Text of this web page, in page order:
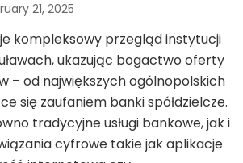
21, 2025
kompleksowy przegląd instytucji
ukazując bogactwo oferty
– od największych ogólnopolskich
się zaufaniem banki spółdzielcze.
tradycyjne usługi bankowe, jak i
cyfrowe takie jak aplikacje